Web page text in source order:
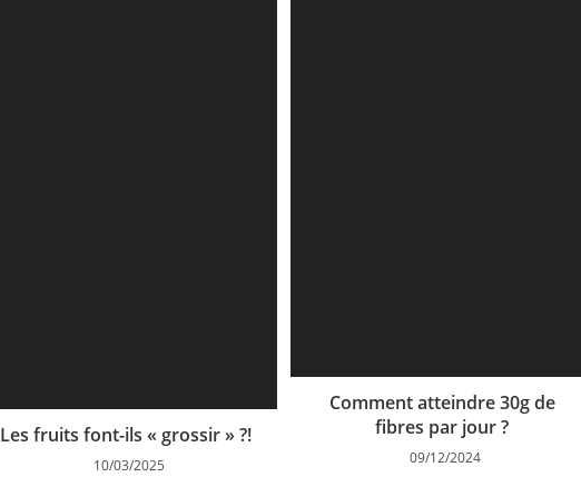
Les fruits font-ils « grossir » ?!
10/03/2025
Comment atteindre 30g de
fibres par jour ?
09/12/2024